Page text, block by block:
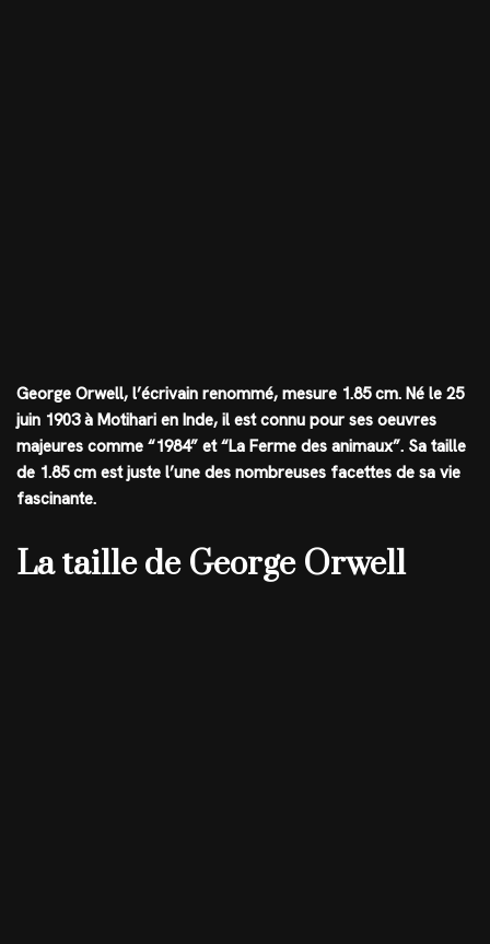
George Orwell, l’écrivain renommé, mesure 1.85 cm. Né le 25
juin 1903 à Motihari en Inde, il est connu pour ses oeuvres
majeures comme “1984” et “La Ferme des animaux”. Sa taille
de 1.85 cm est juste l’une des nombreuses facettes de sa vie
fascinante.
La taille de George Orwell